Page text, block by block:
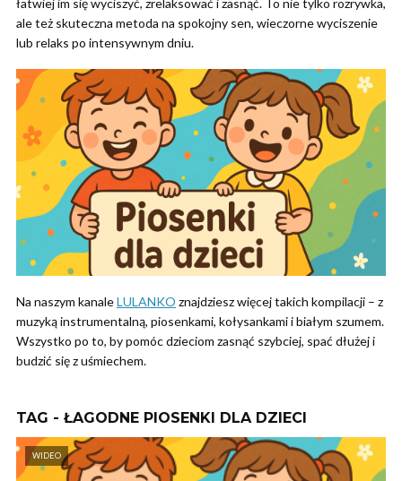
ale też skuteczna metoda na spokojny sen, wieczorne wyciszenie
lub relaks po intensywnym dniu.
Na naszym kanaleLULANKO znajdziesz więcej takich kompilacji – z
muzyką instrumentalną, piosenkami, kołysankami i białym szumem.
Wszystko po to, by pomóc dzieciom zasnąć szybciej, spać dłużej i
budzić się z uśmiechem.
TAG - ŁAGODNE PIOSENKI DLA DZIECI
WIDEO